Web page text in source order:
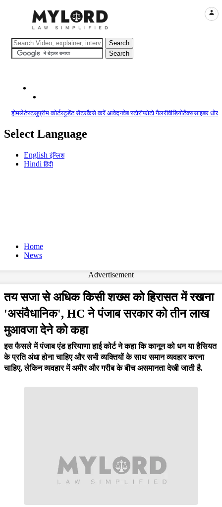
होमलेटेस्टसुप्रीम कोर्टस्टूडेंट सेंटरकैसे करें आवेदनवेब स्टोरीफोटो गैलरीवीडियोटैक्ससाइबर
Select Language
Englishइंग्लिश
Hindiहिंदी
Home
News
Advertisement
तय सजा से अधिक किसी शख्स को हिरासत में रखना
'असंवैधानिक', HC ने पंजाब सरकार को तीन लाख
मुआवजा देने को कहा
इस फैसले में पंजाब एंड हरियाणा हाई कोर्ट ने कहा कि कानून को धन या हैसियत
के प्रति अंधा होना चाहिए और सभी व्यक्तियों के साथ समान व्यवहार करना
चाहिए, लेकिन व्यवहार में अमीर और गरीब के बीच असमानता देखी जाती है.